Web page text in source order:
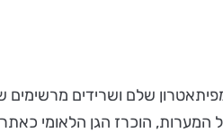
שלם ושרידים
המערות, הוכרז הגן הלאומי